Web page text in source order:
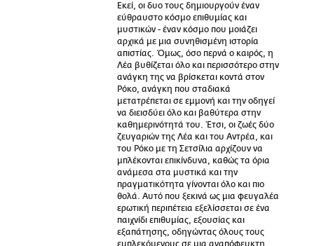
Εκεί, οι δυο τους δημιουργούν έναν
εύθραυστο κόσμο επιθυμίας και
μυστικών - έναν κόσμο που μοιάζει
αρχικά με μια συνηθισμένη ιστορία
απιστίας. Όμως, όσο περνά ο καιρός, η
Λέα βυθίζεται όλο και περισσότερο στην
ανάγκη της να βρίσκεται κοντά στον
Ρόκο, ανάγκη που σταδιακά
μετατρέπεται σε εμμονή και την οδηγεί
να διεισδύει όλο και βαθύτερα στην
καθημερινότητά του. Έτσι, οι ζωές δύο
ζευγαριών της Λέα και του Αντρέα, και
του Ρόκο με τη Σετσίλια αρχίζουν να
μπλέκονται επικίνδυνα, καθώς τα όρια
ανάμεσα στα μυστικά και την
πραγματικότητα γίνονται όλο και πιο
θολά. Αυτό που ξεκινά ως μια φευγαλέα
ερωτική περιπέτεια εξελίσσεται σε ένα
παιχνίδι επιθυμίας, εξουσίας και
εξαπάτησης, οδηγώντας όλους τους
εμπλεκόμενους σε μια αναπόφευκτη